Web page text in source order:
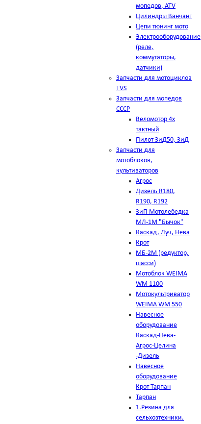
мопедов, ATV
Цилиндры Ванчанг
Цепи тюнинг мото
Электрооборудование
(реле,
коммутаторы,
датчики)
Запчасти для мотоциклов
TVS
Запчасти для мопедов
СССР
Веломотор 4х
тактный
Пилот ЗиД50, ЗиД
Запчасти для
мотоблоков,
культиваторов
Агрос
Дизель R180,
R190, R192
ЗиП Мотолебедка
МЛ-1М "Бычок"
Каскад, Луч, Нева
Крот
МБ-2М (редуктор,
шасси)
Мотоблок WEIMA
WM 1100
Мотокультриватор
WEIMA WM 550
Навесное
оборудование
Каскад-Нева-
Агрос-Целина
-Дизель
Навесное
оборудование
Крот-Тарпан
Тарпан
1.Резина для
сельхозтехники.